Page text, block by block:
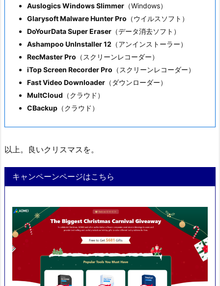
Auslogics Windows Slimmer （Windows）
Glarysoft Malware Hunter Pro （ウイルスソフト）
DoYourData Super Eraser （データ消去ソフト）
Ashampoo UnInstaller 12 （アンインストーラー）
RecMaster Pro （スクリーンレコーダー）
iTop Screen Recorder Pro （スクリーンレコーダー）
Fast Video Downloader （ダウンローダー）
MultCloud （クラウド）
CBackup （クラウド）
以上。良いクリスマスを。
キャンペーンページはこちら